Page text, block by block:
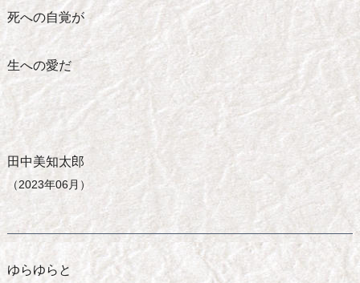
死への自覚が
生への愛だ
田中美知太郎
（2023年06月）
ゆらゆらと